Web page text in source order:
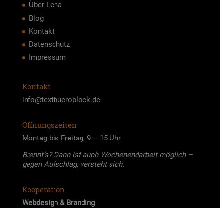
Über Lena
Blog
Kontakt
Datenschutz
Impressum
Kontakt
info@textbueroblock.de
Öffnungszeiten
Mon­tag bis Frei­tag, 9 – 15 Uhr
Brennt’s? Dann ist auch Wochen­end­ar­beit mög­lich –
gegen Auf­schlag, ver­steht sich.
Kooperation
Web­de­sign & Bran­ding